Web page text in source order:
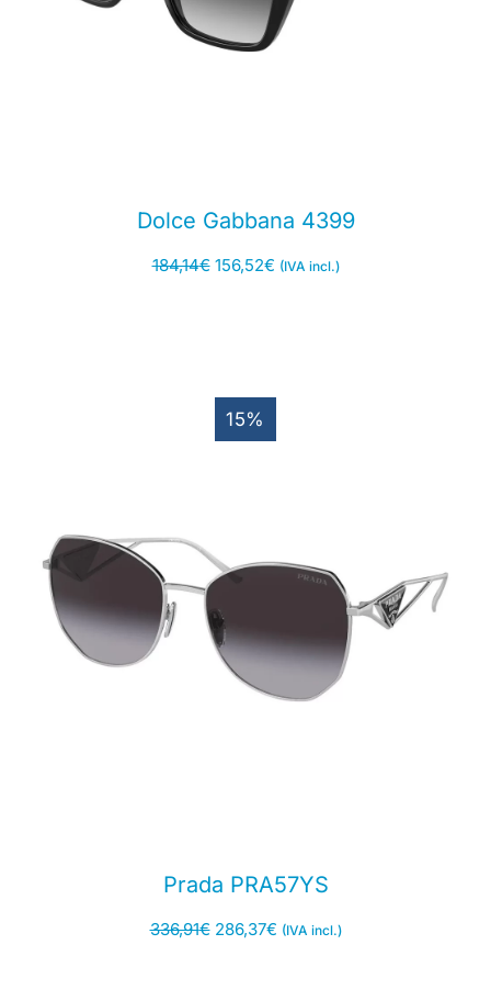
Dolce Gabbana 4399
184,14€ 156,52€ (IVA incl.)
15%
Prada PRA57YS
336,91€ 286,37€ (IVA incl.)